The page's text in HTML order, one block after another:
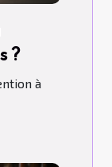
?
à